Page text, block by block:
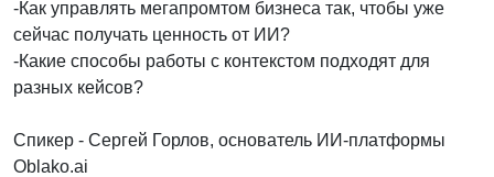
-Как управлять мегапромтом бизнеса так, чтобы уже
сейчас получать ценность от ИИ?
-Какие способы работы с контекстом подходят для
разных кейсов?
Спикер - Сергей Горлов, основатель ИИ-платформы
Oblako.ai